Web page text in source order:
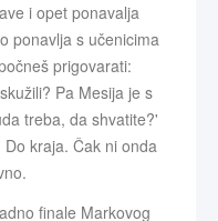
i opet ponavalja
ponavlja s učenicima
prigovarati:
Pa Mesija je s
treba, da shvatite?'
kraja. Čak ni onda
finale Markovog